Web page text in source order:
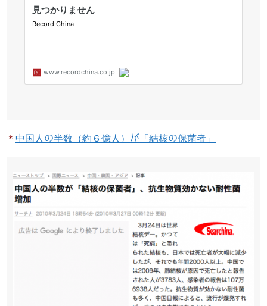
＊ 中国人の半数（約６億人）が「結核の保菌者」